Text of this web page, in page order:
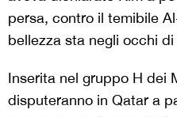
persa, contro il temibile
bellezza sta negli occhi
Inserita nel gruppo H dei
disputeranno in Qatar a